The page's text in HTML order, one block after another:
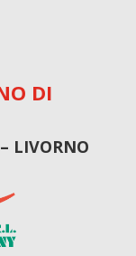
DI
LIVORNO